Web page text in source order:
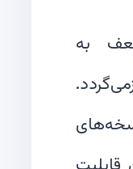
به